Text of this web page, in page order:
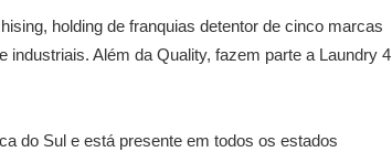
holding de franquias detentor de cinco marcas
industriais. Além da Quality, fazem parte a Laundry 4
do Sul e está presente em todos os estados